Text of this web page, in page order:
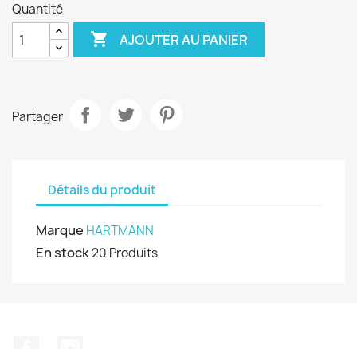
Quantité
 AJOUTER AU PANIER
Partager
Détails du produit
Marque HARTMANN
En stock20 Produits